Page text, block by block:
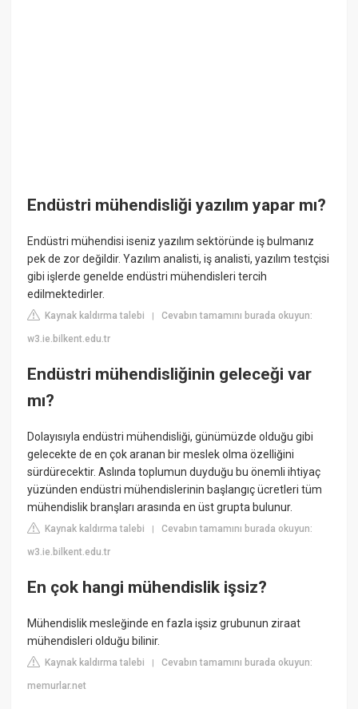
Endüstri mühendisliği yazılım yapar mı?
Endüstri mühendisi iseniz yazılım sektöründe iş bulmanız
pek de zor değildir. Yazılım analisti, iş analisti, yazılım testçisi
gibi işlerde genelde endüstri mühendisleri tercih
edilmektedirler.
Kaynak kaldırma talebi |Cevabın tamamını burada okuyun:
w3.ie.bilkent.edu.tr
Endüstri mühendisliğinin geleceği var
mı?
Dolayısıyla endüstri mühendisliği, günümüzde olduğu gibi
gelecekte de en çok aranan bir meslek olma özelliğini
sürdürecektir. Aslında toplumun duyduğu bu önemli ihtiyaç
yüzünden endüstri mühendislerinin başlangıç ücretleri tüm
mühendislik branşları arasında en üst grupta bulunur.
Kaynak kaldırma talebi |Cevabın tamamını burada okuyun:
w3.ie.bilkent.edu.tr
En çok hangi mühendislik işsiz?
Mühendislik mesleğinde en fazla işsiz grubunun ziraat
mühendisleri olduğu bilinir.
Kaynak kaldırma talebi |Cevabın tamamını burada okuyun:
memurlar.net